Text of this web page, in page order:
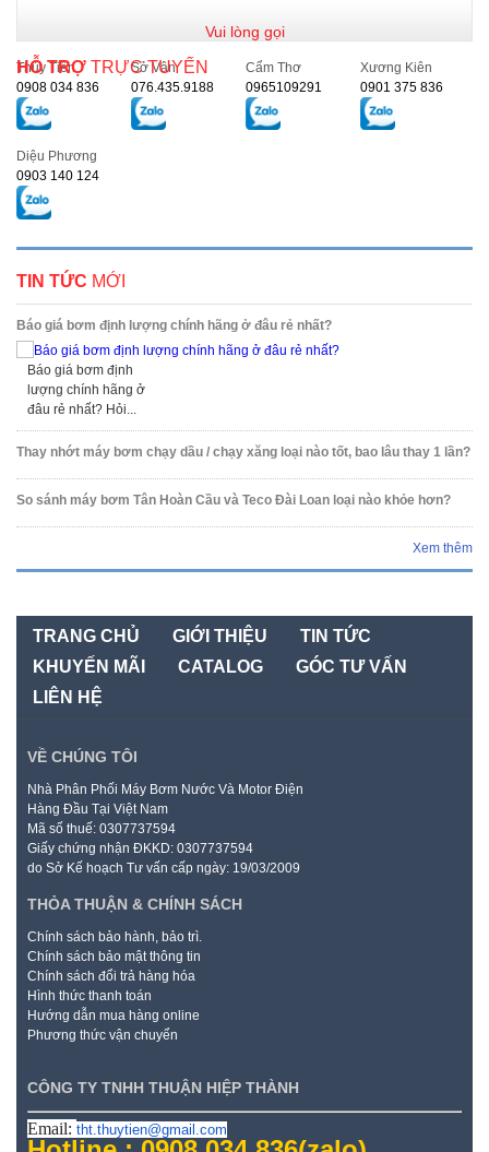
Vui lòng gọi
HỖ TRỢ TRỰC TUYẾN
Thủy Tiên
0908 034 836
Sở Vân
076.435.9188
Cẩm Thơ
0965109291
Xương Kiên
0901 375 836
Diệu Phương
0903 140 124
TIN TỨC MỚI
Báo giá bơm định lượng chính hãng ở đâu rẻ nhất?
Báo giá bơm định
lượng chính hãng ở
đâu rẻ nhất? Hỏi...
Thay nhớt máy bơm chạy dầu / chạy xăng loại nào tốt, bao lâu thay 1 lần?
So sánh máy bơm Tân Hoàn Cầu và Teco Đài Loan loại nào khỏe hơn?
Xem thêm
TRANG CHỦ GIỚI THIỆU
TIN TỨC
KHUYẾN MÃI
CATALOG
GÓC TƯ VẤN
LIÊN HỆ
VỀ CHÚNG TÔI
Nhà Phân Phối Máy Bơm Nước Và Motor Điện
Hàng Đầu Tại Việt Nam
Mã số thuế: 0307737594
Giấy chứng nhận ĐKKD: 0307737594
do Sở Kế hoạch Tư vấn cấp ngày: 19/03/2009
THỎA THUẬN & CHÍNH SÁCH
Chính sách bảo hành, bảo trì.
Chính sách bảo mật thông tin
Chính sách đổi trả hàng hóa
Hình thức thanh toán
Hướng dẫn mua hàng online
Phương thức vận chuyển
CÔNG TY TNHH THUẬN HIỆP THÀNH
Email: tht.thuytien@gmail.com